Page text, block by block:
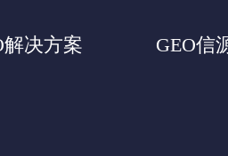
解决方案 GEO信